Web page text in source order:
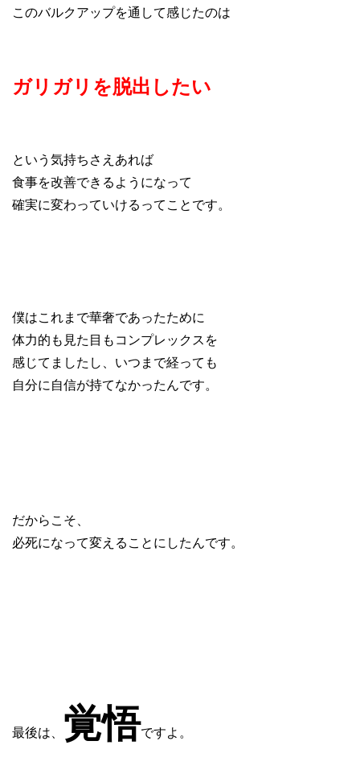
このバルクアップを通して感じたのは
ガリガリを脱出したい
という気持ちさえあれば
食事を改善できるようになって
確実に変わっていけるってことです。
僕はこれまで華奢であったために
体力的も見た目もコンプレックスを
感じてましたし、いつまで経っても
自分に自信が持てなかったんです。
だからこそ、
必死になって変えることにしたんです。
最後は、 覚悟ですよ。